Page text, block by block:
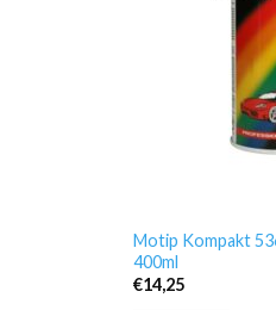
Motip Kompakt
400ml
€14,25